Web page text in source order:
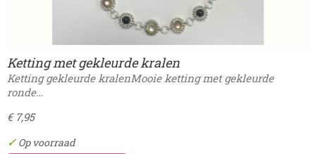
Ketting met gekleurde kralen
Ketting gekleurde kralenMooie ketting met gekleurde
ronde…
€ 7,95
✓ Op voorraad